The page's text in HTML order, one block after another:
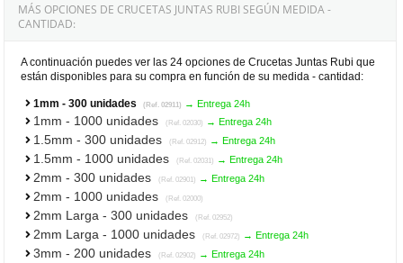
MÁS OPCIONES DE CRUCETAS JUNTAS RUBI SEGÚN MEDIDA -
CANTIDAD:
A continuación puedes ver las 24 opciones de Crucetas Juntas Rubi que
están disponibles para su compra en función de su medida - cantidad:
1mm - 300 unidades (Ref. 02911) → Entrega 24h
1mm - 1000 unidades (Ref. 02030) → Entrega 24h
1.5mm - 300 unidades (Ref. 02912) → Entrega 24h
1.5mm - 1000 unidades (Ref. 02031) → Entrega 24h
2mm - 300 unidades (Ref. 02901) → Entrega 24h
2mm - 1000 unidades (Ref. 02000)
2mm Larga - 300 unidades (Ref. 02952)
2mm Larga - 1000 unidades (Ref. 02972) → Entrega 24h
3mm - 200 unidades (Ref. 02902) → Entrega 24h